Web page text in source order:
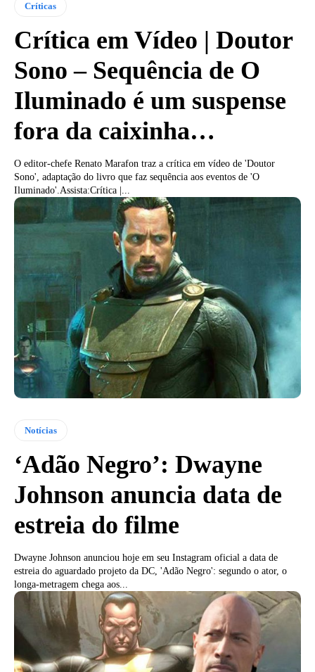
Críticas
Crítica em Vídeo | Doutor
Sono – Sequência de O
Iluminado é um suspense
fora da caixinha…
O editor-chefe Renato Marafon traz a crítica em vídeo de 'Doutor
Sono', adaptação do livro que faz sequência aos eventos de 'O
Iluminado'.Assista:Crítica |...
Notícias
‘Adão Negro’: Dwayne
Johnson anuncia data de
estreia do filme
Dwayne Johnson anunciou hoje em seu Instagram oficial a data de
estreia do aguardado projeto da DC, 'Adão Negro': segundo o ator, o
longa-metragem chega aos...